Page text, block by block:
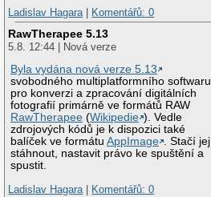
Ladislav Hagara| Komentářů: 0
RawTherapee 5.13
5.8. 12:44 | Nová verze
Byla vydána nová verze 5.13
svobodného multiplatformního softwaru
pro konverzi a zpracování digitálních
fotografií primárně ve formátů RAW
RawTherapee (Wikipedie ). Vedle
zdrojových kódů je k dispozici také
balíček ve formátuAppImage . Stačí jej
stáhnout, nastavit právo ke spuštění a
spustit.
Ladislav Hagara| Komentářů: 0